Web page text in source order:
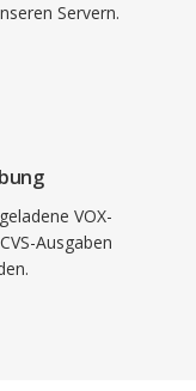
Servern.
VOX-
Ausgaben